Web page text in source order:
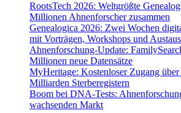
RootsTech 2026: Weltgrößte
Millionen Ahnenforscher zusammen
Genealogica 2026: Zwei Wochen
mit Vorträgen, Workshops und
Ahnenforschung-Update:
Millionen neue Datensätze
MyHeritage: Kostenloser Zugang
Milliarden Sterberegistern
Boom bei DNA-Tests:
wachsenden Markt